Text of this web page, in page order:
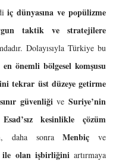
iç dünyasına ve popülizme
taktik ve stratejilere
Dolayısıyla Türkiye bu
en önemli bölgesel komşusu
tekrar üst düzeye getirme
güvenliğiveSuriye’nin
kesinlikle çözüm
, daha sonraMenbiçve
ile olan işbirliğini artırmaya